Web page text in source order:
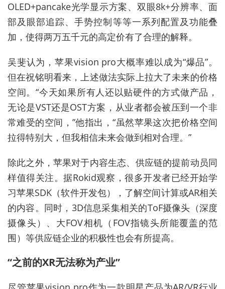
OLED+pancake光学显示方案、双眼8k+分辨率、面
部及眼部追踪、手势控制等等一系列配置及功能叠
加，使得两万五千元的高定价有了合理的解释。
吴斐认为，苹果vision pro大概率难以成为“爆品”。
但在祝铭明看来，上述做法实际上拉大了未来的价格
空间。“今天如果所有人还以贴硬件的方式做产品，
无论是VST还是OST方案，从业者都会被压到一个非
常难受的空间，”他指出，“虽然苹果这次把价格空间
拉得特别大，但我相信未来会做到相对合理。”
除此之外，苹果对于内容生态、供应链的提前动员同
样值得关注。据Rokid观察，很多开发者已经开始学
习苹果SDK（软件开发包），了解空间计算或AR相关
的内容。同时，3D信息采集相关的ToF摄像头（深度
摄像头）、大FOV相机（FOV指镜头所能覆盖的范
围）等供应链企业的积极性也会有所提高。
“之前的XR无法称为产业”